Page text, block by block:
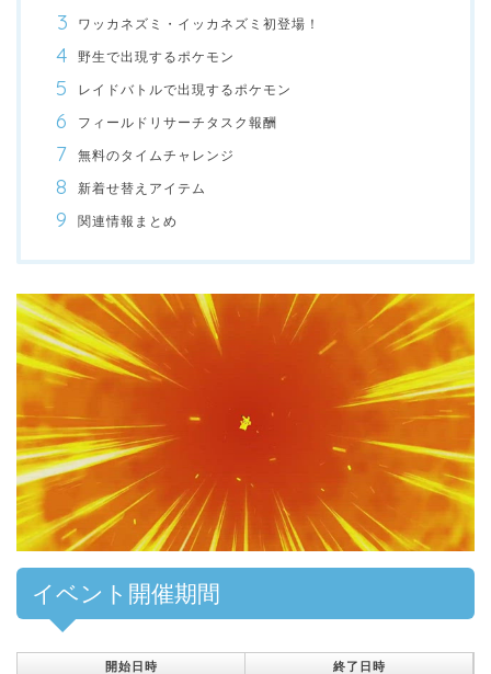
ワッカネズミ・イッカネズミ初登場！
野生で出現するポケモン
レイドバトルで出現するポケモン
フィールドリサーチタスク報酬
無料のタイムチャレンジ
新着せ替えアイテム
関連情報まとめ
00:00 /01:00
イベント開催期間
開始日時 終了日時